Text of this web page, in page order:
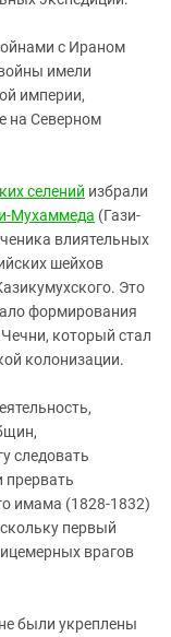
с Ираном
имели
империи,
на Северном
селений избрали
Мухаммеда (Гази-
влиятельных
шейхов
Это
формирования
который стал
колонизации.
следовать
прервать
имама (1828-1832)
первый
врагов
были укреплены